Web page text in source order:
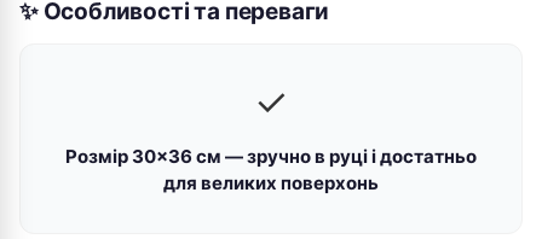
✨ Особливості та переваги
✓
Розмір 30×36 см — зручно в руці і достатньо
для великих поверхонь